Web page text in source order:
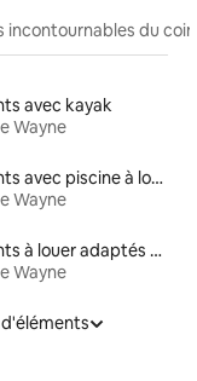
incontournables du coin
avec kayak
Wayne
Logements avec piscine à louer
Wayne
Logements à louer adaptés aux animaux
Wayne